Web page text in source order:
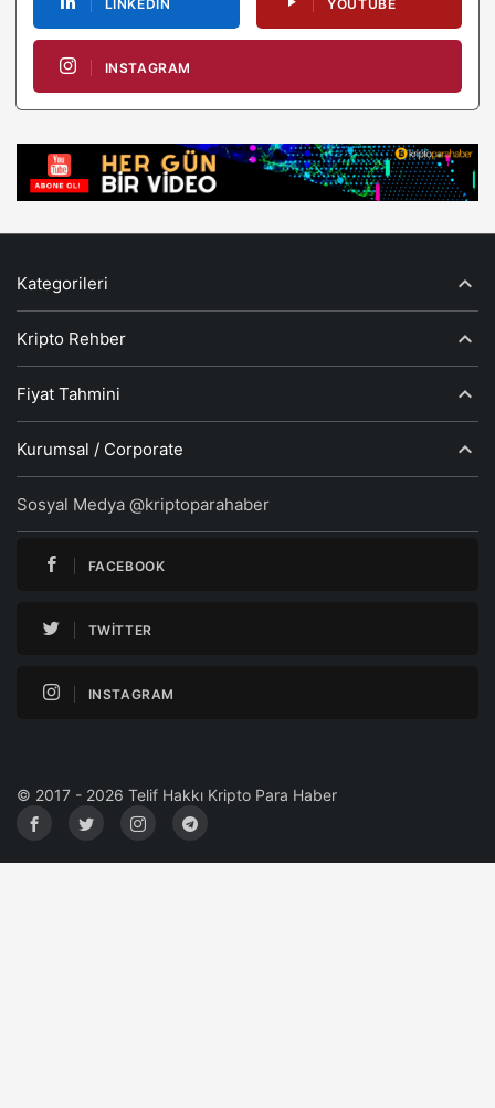
LINKEDIN YOUTUBE
INSTAGRAM
Kategorileri
Kripto Rehber
Fiyat Tahmini
Kurumsal / Corporate
Sosyal Medya @kriptoparahaber
FACEBOOK
TWITTER
INSTAGRAM
© 2017 - 2026 Telif Hakkı Kripto Para Haber